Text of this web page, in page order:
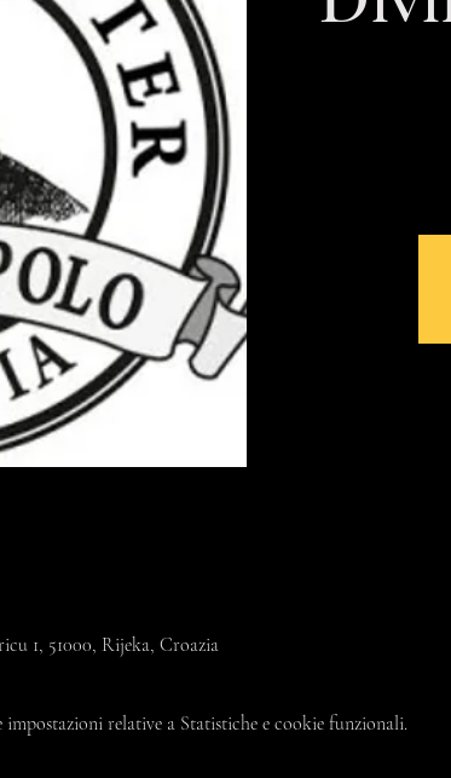
1, 51000, Rijeka, Croazia
relative a Statistiche e cookie funzionali.